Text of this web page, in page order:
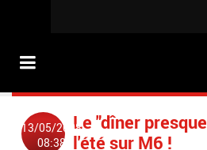
13/05/2008
08:38
Le "dîner
l'été sur M6 !